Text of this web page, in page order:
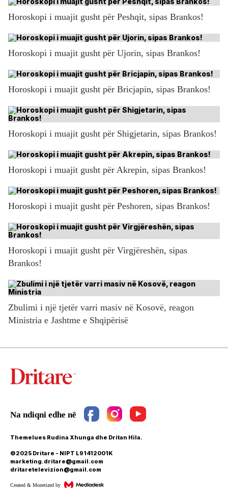
Horoskopi i muajit gusht për Peshqit, sipas Brankos!
Horoskopi i muajit gusht për Ujorin, sipas Brankos!
Horoskopi i muajit gusht për Bricjapin, sipas Brankos!
Horoskopi i muajit gusht për Shigjetarin, sipas Brankos!
Horoskopi i muajit gusht për Akrepin, sipas Brankos!
Horoskopi i muajit gusht për Peshoren, sipas Brankos!
Horoskopi i muajit gusht për Virgjëreshën, sipas
Brankos!
Zbulimi i një tjetër varri masiv në Kosovë, reagon
Ministria e Jashtme e Shqipërisë
Themelues Rudina Xhunga dhe Dritan Hila.
©2025 Dritare - NIPT L91412001K
marketing.dritare@gmail.com
dritaretelevizion@gmail.com
Created & Monetized by